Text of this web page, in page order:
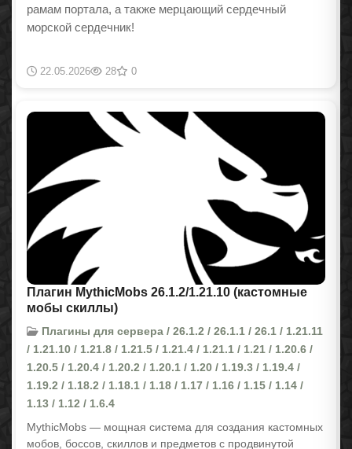
рамам портала, а также мерцающий сердечный
морской сердечник!
22.05.2026 28 0
Плагин MythicMobs 26.1.2/1.21.10 (кастомные
мобы скиллы)
Плагины для сервера / 26.1.2 / 26.1.1 / 26.1 / 1.21.11
/ 1.21.10 / 1.21.8 / 1.21.5 / 1.21.4 / 1.21.1 / 1.21 / 1.20.6 /
1.20.5 / 1.20.4 / 1.20.2 / 1.20.1 / 1.20 / 1.19.3 / 1.19.4 /
1.19.2 / 1.18.2 / 1.18.1 / 1.18 / 1.17 / 1.16 / 1.15 / 1.14 /
1.13 / 1.12 / 1.6.4
MythicMobs — мощная система для создания кастомных
мобов, боссов, скиллов и предметов с продвинутой